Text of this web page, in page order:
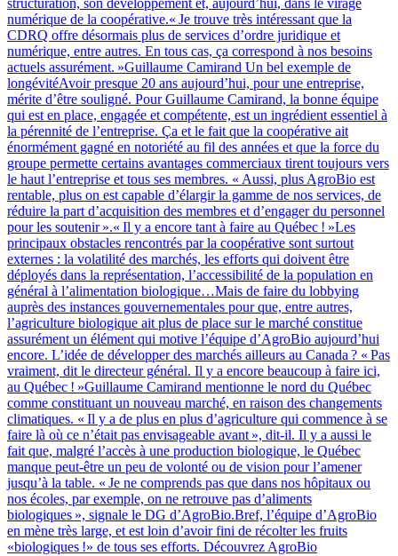
structuration, son développement et, aujourd’hui, dans le virage
numérique de la coopérative.« Je trouve très intéressant que la
CDRQ offre désormais plus de services d’ordre juridique et
numérique, entre autres. En tous cas, ça correspond à nos besoins
actuels assurément. »Guillaume Camirand Un bel exemple de
longévitéAvoir presque 20 ans aujourd’hui, pour une entreprise,
mérite d’être souligné. Pour Guillaume Camirand, la bonne équipe
qui est en place, engagée et compétente, est un ingrédient essentiel à
la pérennité de l’entreprise. Ça et le fait que la coopérative ait
énormément gagné en notoriété au fil des années et que la force du
groupe permette certains avantages commerciaux tirent toujours vers
le haut l’entreprise et tous ses membres. « Aussi, plus AgroBio est
rentable, plus on est capable d’élargir la gamme de nos services, de
réduire la part d’acquisition des membres et d’engager du personnel
pour les soutenir ».« Il y a encore tant à faire au Québec ! »Les
principaux obstacles rencontrés par la coopérative sont surtout
externes : la volatilité des marchés, les efforts qui doivent être
déployés dans la représentation, l’accessibilité de la population en
général à l’alimentation biologique…Mais de faire du lobbying
auprès des instances gouvernementales pour que, entre autres,
l’agriculture biologique ait plus de place sur le marché constitue
assurément un élément qui motive l’équipe d’AgroBio aujourd’hui
encore. L’idée de développer des marchés ailleurs au Canada ? « Pas
vraiment, dit le directeur général. Il y a encore beaucoup à faire ici,
au Québec ! »Guillaume Camirand mentionne le nord du Québec
comme constituant un nouveau marché, en raison des changements
climatiques. « Il y a de plus en plus d’agriculture qui commence à se
faire là où ce n’était pas envisageable avant », dit-il. Il y a aussi le
fait que, malgré l’accès à une production biologique, le Québec
manque peut-être un peu de volonté ou de vision pour l’amener
jusqu’à la table. « Je ne comprends pas que dans nos hôpitaux ou
nos écoles, par exemple, on ne retrouve pas d’aliments
biologiques », signale le DG d’AgroBio.Bref, l’équipe d’AgroBio
en mène très large, et est loin d’avoir fini de récolter les fruits
«biologiques !» de tous ses efforts. Découvrez AgroBio